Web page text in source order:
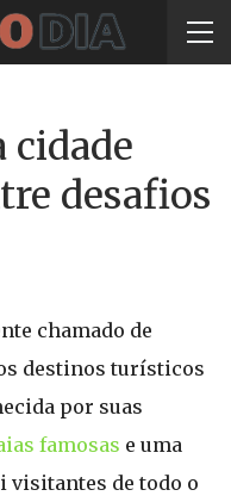
cidade
desafios
chamado de
destinos turísticos
por suas
famosas e uma
visitantes de todo o